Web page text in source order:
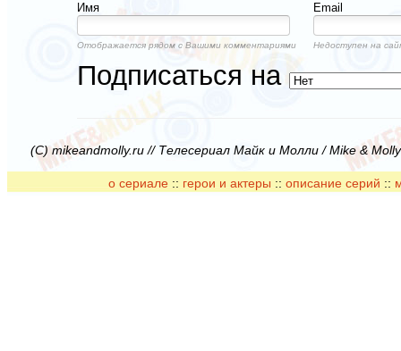
Имя
Email
Отображается рядом с Вашими комментариями Недоступен на
Подписаться на
(C) mikeandmolly.ru // Телесериал Майк и Молли / Mike &
о сериале :: герои и актеры :: описание серий ::